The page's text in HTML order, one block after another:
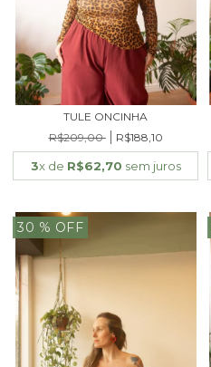
TULE ONCINHA
R$209,00
R$188,10
3x de R$62,70 sem juros
30 % OFF